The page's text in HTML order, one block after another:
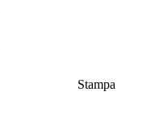
Stampa